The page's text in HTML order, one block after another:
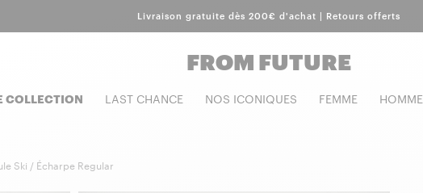
Livraison gratuite dès 200€ d'achat | Retours offerts
FROM FUTURE
COLLECTION LAST CHANCE NOS ICONIQUES FEMME HOMME
Ski / Écharpe Regular